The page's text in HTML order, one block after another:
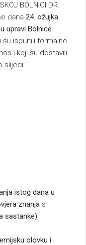
BOLNICI DR.
dana 24. ožujka
upravi Bolnice
su ispunili formalne
i koji su dostavili
slijedi:
istog dana u
znanja s
sastanke).
olovku i